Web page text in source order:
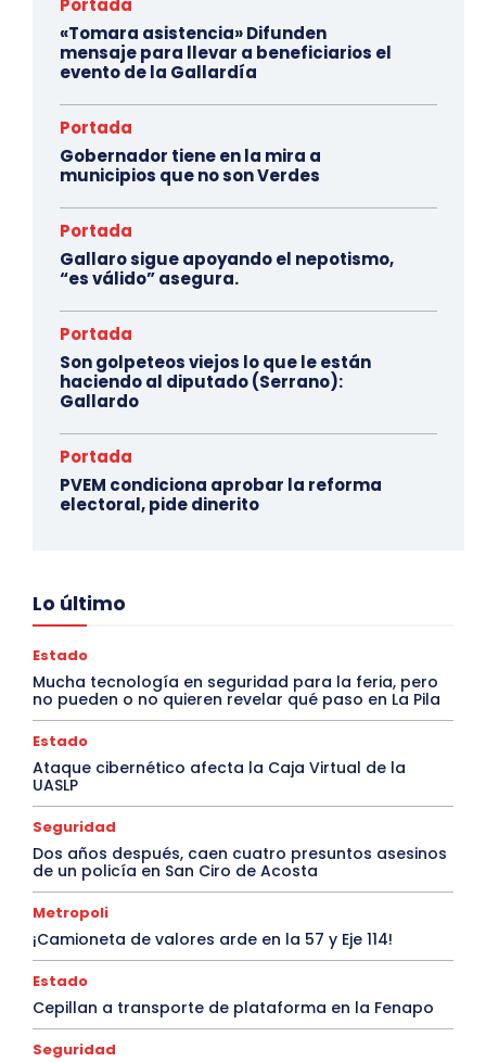
Portada
«Tomara asistencia» Difunden
mensaje para llevar a beneficiarios el
evento de la Gallardía
Portada
Gobernador tiene en la mira a
municipios que no son Verdes
Portada
Gallaro sigue apoyando el nepotismo,
“es válido” asegura.
Portada
Son golpeteos viejos lo que le están
haciendo al diputado (Serrano):
Gallardo
Portada
PVEM condiciona aprobar la reforma
electoral, pide dinerito
Lo último
Estado
Mucha tecnología en seguridad para la feria, pero
no pueden o no quieren revelar qué paso en La Pila
Estado
Ataque cibernético afecta la Caja Virtual de la
UASLP
Seguridad
Dos años después, caen cuatro presuntos asesinos
de un policía en San Ciro de Acosta
Metropoli
¡Camioneta de valores arde en la 57 y Eje 114!
Estado
Cepillan a transporte de plataforma en la Fenapo
Seguridad